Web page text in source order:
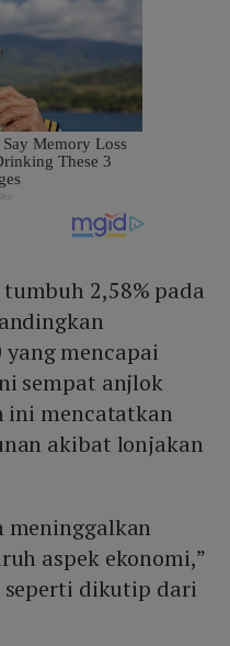
2,58% pada
yang mencapai
sempat anjlok
ini mencatatkan
akibat lonjakan
meninggalkan
aspek ekonomi,”
dikutip dari